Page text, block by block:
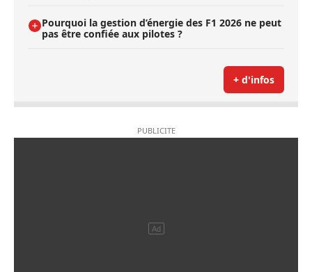
Pourquoi la gestion d’énergie des F1 2026 ne peut
pas être confiée aux pilotes ?
+ d'infos